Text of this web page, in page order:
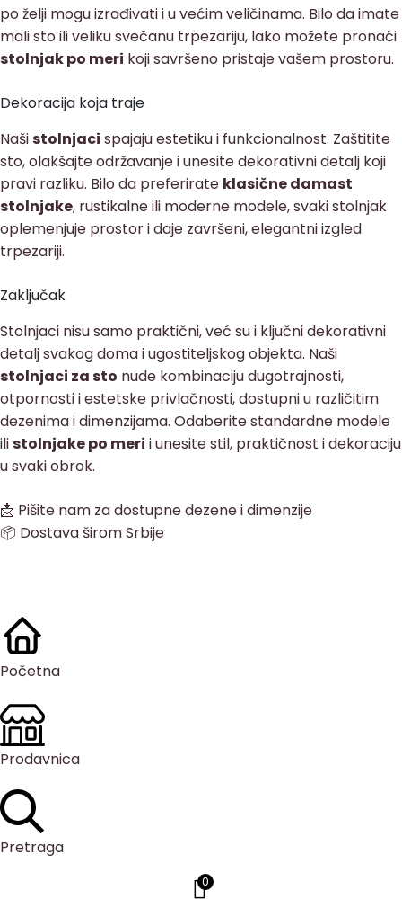
po želji mogu izrađivati i u većim veličinama. Bilo da imate
mali sto ili veliku svečanu trpezariju, lako možete pronaći
stolnjak po meri koji savršeno pristaje vašem prostoru.
Dekoracija koja traje
Našistolnjaci spajaju estetiku i funkcionalnost. Zaštitite
sto, olakšajte održavanje i unesite dekorativni detalj koji
pravi razliku. Bilo da preferirate klasične damast
stolnjake, rustikalne ili moderne modele, svaki stolnjak
oplemenjuje prostor i daje završeni, elegantni izgled
trpezariji.
Zaključak
Stolnjaci nisu samo praktični, već su i ključni dekorativni
detalj svakog doma i ugostiteljskog objekta. Naši
stolnjaci za sto nude kombinaciju dugotrajnosti,
otpornosti i estetske privlačnosti, dostupni u različitim
dezenima i dimenzijama. Odaberite standardne modele
ilistolnjake po meri i unesite stil, praktičnost i dekoraciju
u svaki obrok.
📩 Pišite nam za dostupne dezene i dimenzije
📦 Dostava širom Srbije
Početna
Prodavnica
Pretraga
0